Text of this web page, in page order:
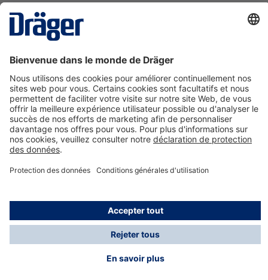
La technologie
Nous contacter
A propos de Dräger
Informations
*Les taxes et les frais d'expédition ne sont pas inclus
dans les prix indiqués, sauf mention contraire. Des frais
supplémentaires peuvent s'appliquer.